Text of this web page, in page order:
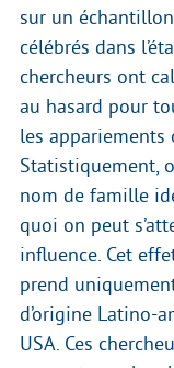
sur un
célébrés dans
chercheurs ont
au hasard pour
les appariements
Statistiquement,
nom de famille
quoi on peut
influence. Cet
prend
d’origine Latino-
USA. Ces